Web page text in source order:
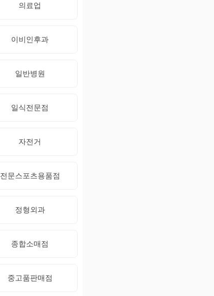
의료업
이비인후과
일반병원
일식전문점
자전거
전문스포츠용품점
정형외과
종합소매점
중고품판매점